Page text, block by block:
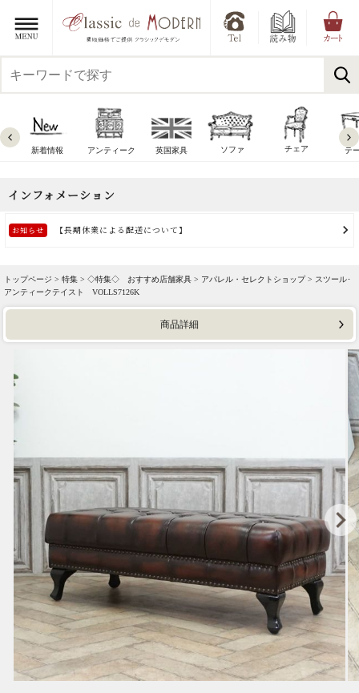
新着情報 アンティーク 英国家具 ソファ チェア テ
トップページ > 特集 > ◇特集◇ おすすめ店舗家具 > アパレル・セレクトショップ> スツール･
アンティークテイスト VOLLS7126K
商品詳細